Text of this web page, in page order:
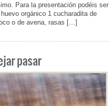
Para la presentación podéis ser
orgánico 1 cucharadita de
o de avena, rasas […]
pasar